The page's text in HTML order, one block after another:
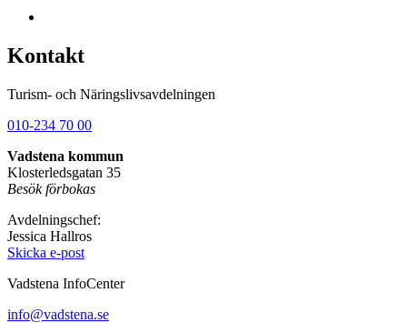
Kontakt
Turism- och Näringslivsavdelningen
010-234 70 00
Vadstena kommun
Klosterledsgatan 35
Besök förbokas
Avdelningschef:
Jessica Hallros
Skicka e-post
Vadstena InfoCenter
info@vadstena.se